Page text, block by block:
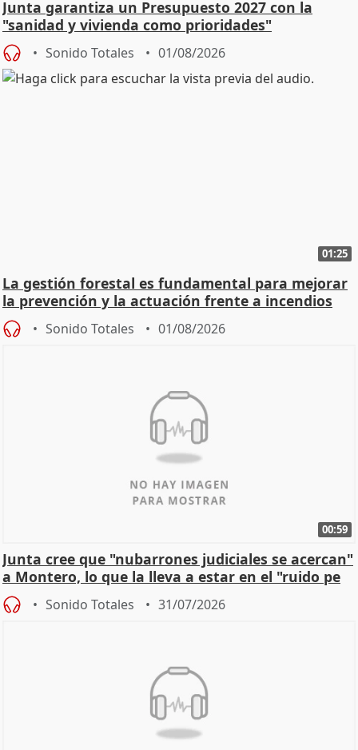
Junta garantiza un Presupuesto 2027 con la
"sanidad y vivienda como prioridades"
Sonido Totales 01/08/2026
01:25
La gestión forestal es fundamental para mejorar
la prevención y la actuación frente a incendios
Sonido Totales 01/08/2026
00:59
Junta cree que "nubarrones judiciales se acercan"
a Montero, lo que la lleva a estar en el "ruido pe
Sonido Totales 31/07/2026